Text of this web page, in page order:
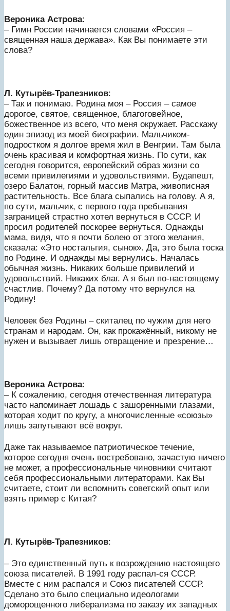
Вероника Астрова:
– Гимн России начинается словами «Россия –
священная наша держава». Как Вы понимаете эти
слова?
Л. Кутырёв-Трапезников:
– Так и понимаю. Родина моя – Россия – самое
дорогое, святое, священное, благоговейное,
божественное из всего, что меня окружает. Расскажу
один эпизод из моей биографии. Мальчиком-
подростком я долгое время жил в Венгрии. Там была
очень красивая и комфортная жизнь. По сути, как
сегодня говорится, европейский образ жизни со
всеми привилегиями и удовольствиями. Будапешт,
озеро Балатон, горный массив Матра, живописная
растительность. Все блага сыпались на голову. А я,
по сути, мальчик, с первого года пребывания
заграницей страстно хотел вернуться в СССР. И
просил родителей поскорее вернуться. Однажды
мама, видя, что я почти болею от этого желания,
сказала: «Это ностальгия, сынок». Да, это была тоска
по Родине. И однажды мы вернулись. Началась
обычная жизнь. Никаких больше привилегий и
удовольствий. Никаких благ. А я был по-настоящему
счастлив. Почему? Да потому что вернулся на
Родину!
Человек без Родины – скиталец по чужим для него
странам и народам. Он, как прокажённый, никому не
нужен и вызывает лишь отвращение и презрение…
Вероника Астрова:
– К сожалению, сегодня отечественная литература
часто напоминает лошадь с зашоренными глазами,
которая ходит по кругу, а многочисленные «союзы»
лишь запутывают всё вокруг.
Даже так называемое патриотическое течение,
которое сегодня очень востребовано, зачастую ничего
не может, а профессиональные чиновники считают
себя профессиональными литераторами. Как Вы
считаете, стоит ли вспомнить советский опыт или
взять пример с Китая?
Л. Кутырёв-Трапезников:
– Это единственный путь к возрождению настоящего
союза писателей. В 1991 году распал-ся СССР.
Вместе с ним распался и Союз писателей СССР.
Сделано это было специально идеологами
доморощенного либерализма по заказу их западных